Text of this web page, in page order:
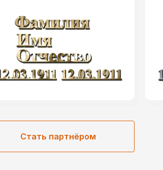
Стать партнёром